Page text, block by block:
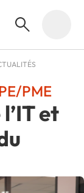
et
PME